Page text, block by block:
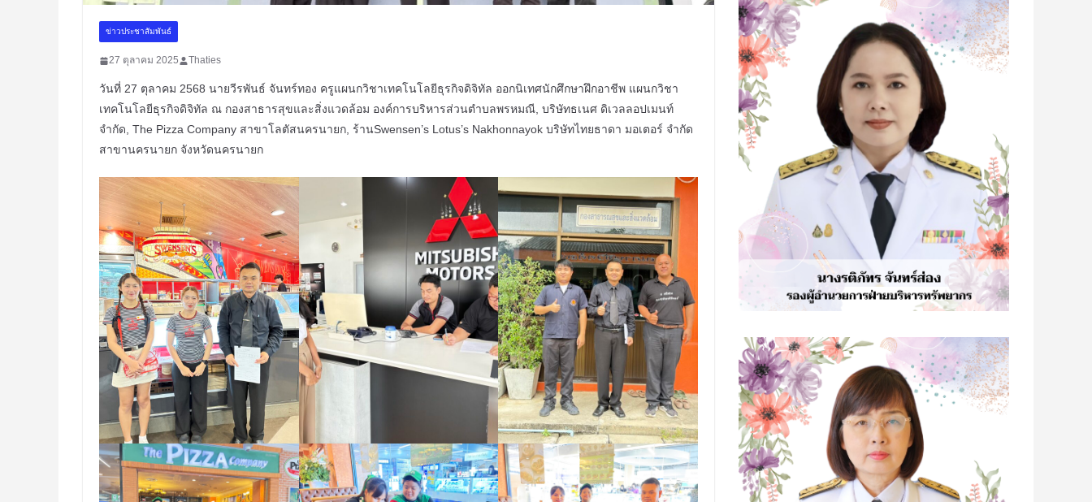
ข่าวประชาสัมพันธ์
27 ตุลาคม 2025 Thaties
วันที่ 27 ตุลาคม 2568 นายวีรพันธ์ จันทร์ทอง ครูแผนกวิชาเทคโนโลยีธุรกิจดิจิทัล ออกนิเทศนักศึกษาฝึกอาชีพ แผนกวิชา
เทคโนโลยีธุรกิจดิจิทัล ณ กองสาธารสุขและสิ่งแวดล้อม องค์การบริหารส่วนตำบลพรหมณี, บริษัทธเนศ ดิเวลลอปเมนท์
จำกัด, The Pizza Company สาขาโลตัสนครนายก, ร้านSwensen’s Lotus’s Nakhonnayok บริษัทไทยธาดา มอเตอร์ จำกัด
สาขานครนายก จังหวัดนครนายก